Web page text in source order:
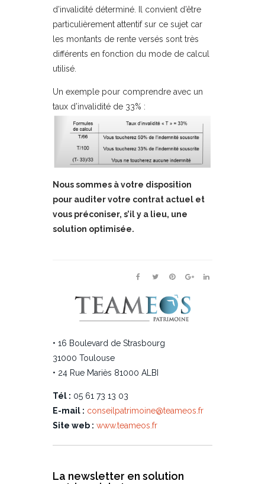
d’invalidité déterminé. Il convient d’être
particulièrement attentif sur ce sujet car
les montants de rente versés sont très
différents en fonction du mode de calcul
utilisé.
Un exemple pour comprendre avec un
taux d’invalidité de 33% :
Nous sommes à votre disposition
pour auditer votre contrat actuel et
vous préconiser, s’il y a lieu, une
solution optimisée.
• 16 Boulevard de Strasbourg
31000 Toulouse
• 24 Rue Mariès 81000 ALBI
Tél : 05 61 73 13 03
E-mail : conseilpatrimoine@teameos.fr
Site web : www.teameos.fr
La newsletter en solution